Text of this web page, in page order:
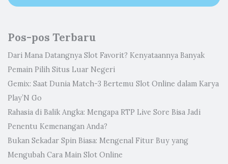
Pos-pos Terbaru
Dari Mana Datangnya Slot Favorit? Kenyataannya Banyak
Pemain Pilih Situs Luar Negeri
Gemix: Saat Dunia Match-3 Bertemu Slot Online dalam Karya
Play’N Go
Rahasia di Balik Angka: Mengapa RTP Live Sore Bisa Jadi
Penentu Kemenangan Anda?
Bukan Sekadar Spin Biasa: Mengenal Fitur Buy yang
Mengubah Cara Main Slot Online